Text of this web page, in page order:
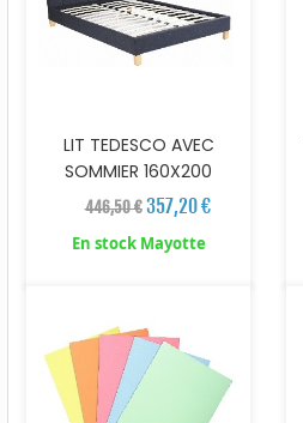
LIT TEDESCO AVEC
SOMMIER 160X200
446,50 € 357,20 €
En stock Mayotte